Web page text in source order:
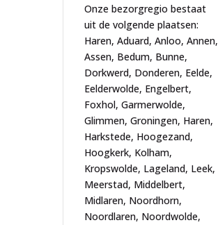
Onze bezorgregio bestaat
uit de volgende plaatsen:
Haren, Aduard, Anloo, Annen,
Assen, Bedum, Bunne,
Dorkwerd, Donderen, Eelde,
Eelderwolde, Engelbert,
Foxhol, Garmerwolde,
Glimmen, Groningen, Haren,
Harkstede, Hoogezand,
Hoogkerk, Kolham,
Kropswolde, Lageland, Leek,
Meerstad, Middelbert,
Midlaren, Noordhorn,
Noordlaren, Noordwolde,